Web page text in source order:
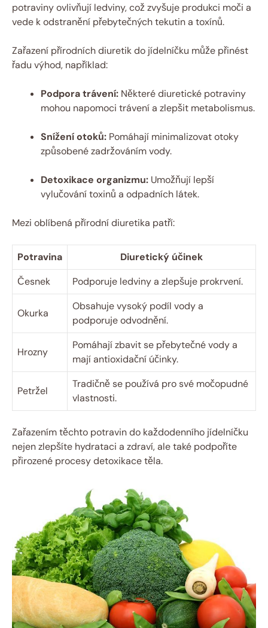
potraviny ovlivňují ledviny, což zvyšuje produkci moči a
vede k odstranění přebytečných tekutin a toxínů.
Zařazení přírodních diuretik do jídelníčku může přinést
řadu výhod, například:
Podpora trávení: Některé diuretické potraviny
mohou napomoci trávení a zlepšit metabolismus.
Snížení otoků: Pomáhají minimalizovat otoky
způsobené zadržováním vody.
Detoxikace organizmu: Umožňují lepší
vylučování toxinů a odpadních látek.
Mezi oblíbená přírodní diuretika patří:
Potravina
Diuretický účinek
Česnek
Podporuje ledviny a zlepšuje prokrvení.
Okurka
Obsahuje vysoký podíl vody a
podporuje odvodnění.
Hrozny
Pomáhají zbavit se přebytečné vody a
mají antioxidační účinky.
Petržel
Tradičně se používá pro své močopudné
vlastnosti.
Zařazením těchto potravin do každodenního jídelníčku
nejen zlepšíte hydrataci a zdraví, ale také podpoříte
přirozené procesy detoxikace těla.